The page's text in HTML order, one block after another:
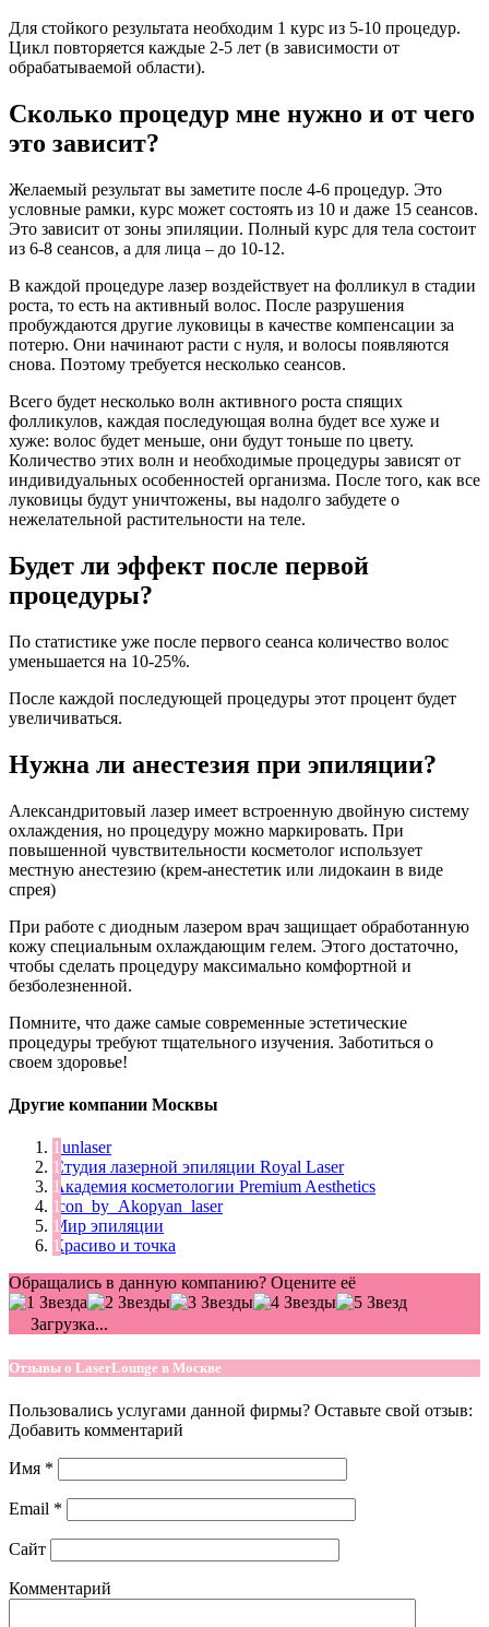
Для стойкого результата необходим 1 курс из 5-10 процедур.
Цикл повторяется каждые 2-5 лет (в зависимости от
обрабатываемой области).
Сколько процедур мне нужно и от чего
это зависит?
Желаемый результат вы заметите после 4-6 процедур. Это
условные рамки, курс может состоять из 10 и даже 15 сеансов.
Это зависит от зоны эпиляции. Полный курс для тела состоит
из 6-8 сеансов, а для лица – до 10-12.
В каждой процедуре лазер воздействует на фолликул в стадии
роста, то есть на активный волос. После разрушения
пробуждаются другие луковицы в качестве компенсации за
потерю. Они начинают расти с нуля, и волосы появляются
снова. Поэтому требуется несколько сеансов.
Всего будет несколько волн активного роста спящих
фолликулов, каждая последующая волна будет все хуже и
хуже: волос будет меньше, они будут тоньше по цвету.
Количество этих волн и необходимые процедуры зависят от
индивидуальных особенностей организма. После того, как все
луковицы будут уничтожены, вы надолго забудете о
нежелательной растительности на теле.
Будет ли эффект после первой
процедуры?
По статистике уже после первого сеанса количество волос
уменьшается на 10-25%.
После каждой последующей процедуры этот процент будет
увеличиваться.
Нужна ли анестезия при эпиляции?
Александритовый лазер имеет встроенную двойную систему
охлаждения, но процедуру можно маркировать. При
повышенной чувствительности косметолог использует
местную анестезию (крем-анестетик или лидокаин в виде
спрея)
При работе с диодным лазером врач защищает обработанную
кожу специальным охлаждающим гелем. Этого достаточно,
чтобы сделать процедуру максимально комфортной и
безболезненной.
Помните, что даже самые современные эстетические
процедуры требуют тщательного изучения. Заботиться о
своем здоровье!
Другие компании Москвы
Sunlaser
Студия лазерной эпиляции Royal Laser
Академия косметологии Premium Aesthetics
Icon_by_Akopyan_laser
Мир эпиляции
Красиво и точка
Обращались в данную компанию? Оцените её
Загрузка...
Отзывы о LaserLounge в Москве
Пользовались услугами данной фирмы? Оставьте свой отзыв:
Добавить комментарий
Имя *
Email *
Сайт
Комментарий